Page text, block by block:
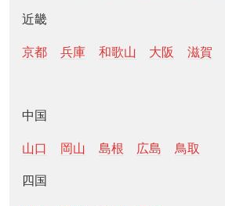
近畿
京都 兵庫 和歌山 大阪 滋賀
中国
山口 岡山 島根 広島 鳥取
四国